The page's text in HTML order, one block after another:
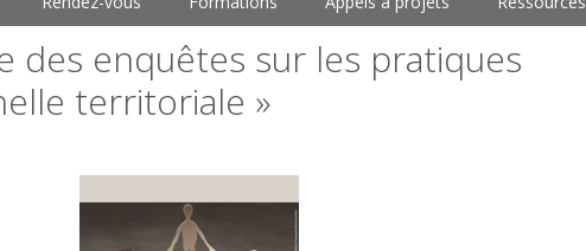
des enquêtes sur les pratiques
territoriale »